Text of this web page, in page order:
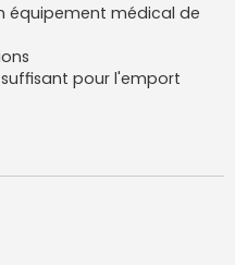
équipement médical de
pour l'emport